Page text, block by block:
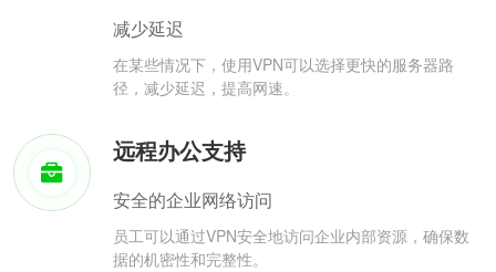
减少延迟
在某些情况下，使用VPN可以选择更快的服务器路
径，减少延迟，提高网速。
远程办公支持
安全的企业网络访问
员工可以通过VPN安全地访问企业内部资源，确保数
据的机密性和完整性。